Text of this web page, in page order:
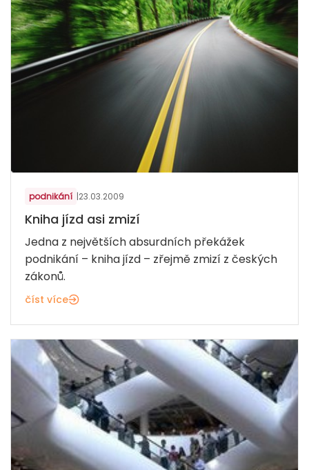
podnikání |23.03.2009
Kniha jízd asi zmizí
Jedna z největších absurdních překážek
podnikání – kniha jízd – zřejmě zmizí z českých
zákonů.
číst více